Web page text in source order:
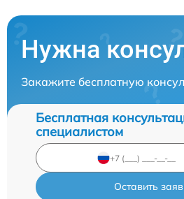
Нужна
Закажите бесплатную
Бесплатная
специалистом
Оставить